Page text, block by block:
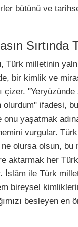
bütünü ve
Sırtında
Türk milletinin
bir kimlik ve miras
çizer.
ifadesi,
onu yaşatmak
vurgular.
olursa olsun, bu
aktarmak her
İslâm ile Türk
bireysel
besleyen en